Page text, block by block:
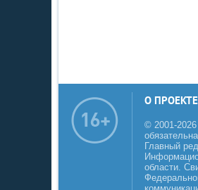
О ПРОЕКТЕ
© 2001-
Главный
области.